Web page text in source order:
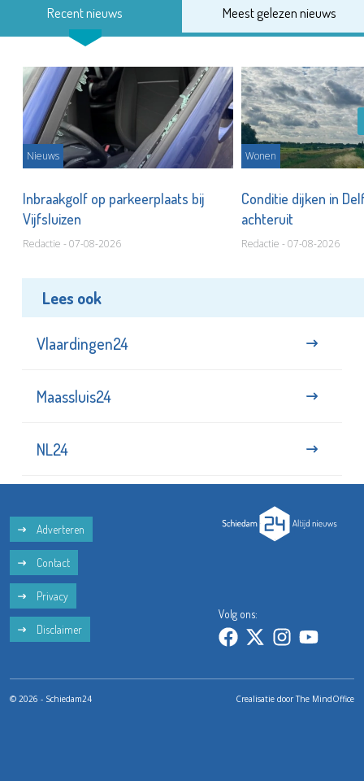
Recent nieuws Meest gelezen nieuws
Nieuws
Inbraakgolf op parkeerplaats bij
Vijfsluizen
Redactie - 07-08-2026
Wonen
Conditie dijken in
achteruit
Redactie - 07-08-2026
Lees ook
Vlaardingen24
Maassluis24
NL24
Adverteren
Contact
Privacy
Disclaimer
Volg ons:
© 2026 - Schiedam24 Crealisatie doorThe MindOffice